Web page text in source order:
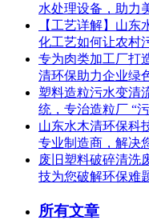
水处理设备，助力
【工艺详解】山
化工艺如何让农村
专为肉类加工厂
清环保助力企业绿
塑料造粒污水变清
统，专治造粒厂 “
山东水木清环保科
专业制造商，解决
废旧塑料破碎清洗
技为您破解环保难
所有文章